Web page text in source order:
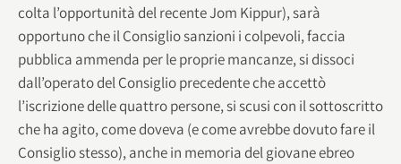
colta l’opportunità del recente Jom Kippur), sarà
opportuno che il Consiglio sanzioni i colpevoli, faccia
pubblica ammenda per le proprie mancanze, si dissoci
dall’operato del Consiglio precedente che accettò
l’iscrizione delle quattro persone, si scusi con il sottoscritto
che ha agito, come doveva (e come avrebbe dovuto fare il
Consiglio stesso), anche in memoria del giovane ebreo